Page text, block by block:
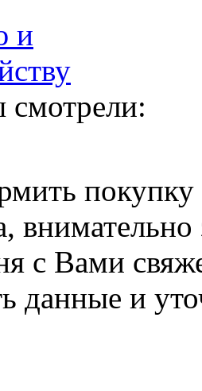
смотрели:
покупку
с Вами
данные и